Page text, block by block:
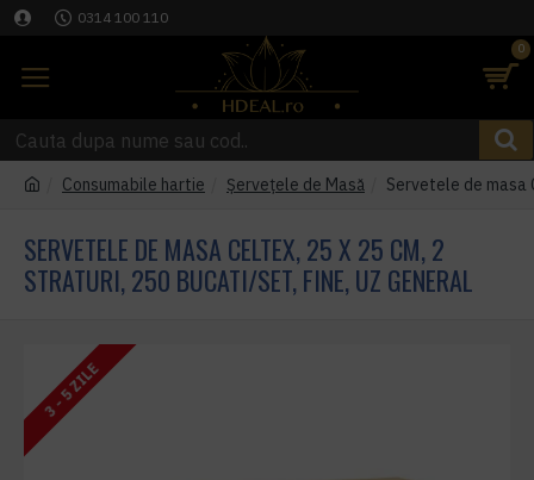
0314 100 110
0
Consumabile hartie Șervețele de Masă Servetele de masa
SERVETELE DE MASA CELTEX, 25 X 25 CM, 2
STRATURI, 250 BUCATI/SET, FINE, UZ GENERAL
3 - 5 ZILE